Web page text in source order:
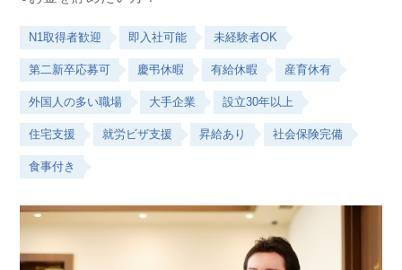
N1取得者歓迎 即入社可能 未経験者OK
第二新卒応募可 慶弔休暇 有給休暇 産育休有
外国人の多い職場 大手企業 設立30年以上
住宅支援 就労ビザ支援 昇給あり 社会保険完備
食事付き